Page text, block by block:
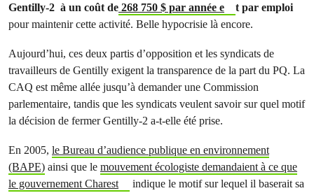
Gentilly-2 à un coût de 268 750 $ par année e
t par emploi
pour maintenir cette activité. Belle hypocrisie là encore.
Aujourd’hui, ces deux partis d’opposition et les syndicats de
travailleurs de Gentilly exigent la transparence de la part du PQ. La
CAQ est même allée jusqu’à demander une Commission
parlementaire, tandis que les syndicats veulent savoir sur quel motif
la décision de fermer Gentilly-2 a-t-elle été prise.
En 2005, le Bureau d’audience publique en environnement
(BAPE) ainsi que le mouvement écologiste demandaient à ce que
le gouvernement Charest
indique le motif sur lequel il baserait sa